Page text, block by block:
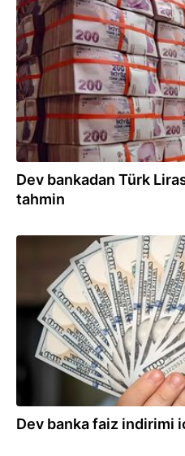
17.02.2025
Dev bankadan Türk
tahmin
31.01.2025
Dev banka faiz indirimi